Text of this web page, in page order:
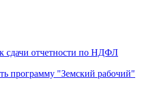
сдачи отчетности по НДФЛ
программу "Земский рабочий"